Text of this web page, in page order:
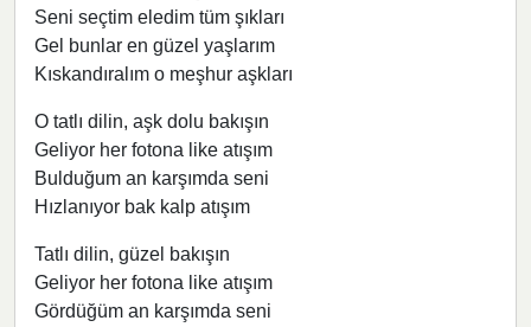
Seni seçtim eledim tüm şıkları
Gel bunlar en güzel yaşlarım
Kıskandıralım o meşhur aşkları
O tatlı dilin, aşk dolu bakışın
Geliyor her fotona like atışım
Bulduğum an karşımda seni
Hızlanıyor bak kalp atışım
Tatlı dilin, güzel bakışın
Geliyor her fotona like atışım
Gördüğüm an karşımda seni